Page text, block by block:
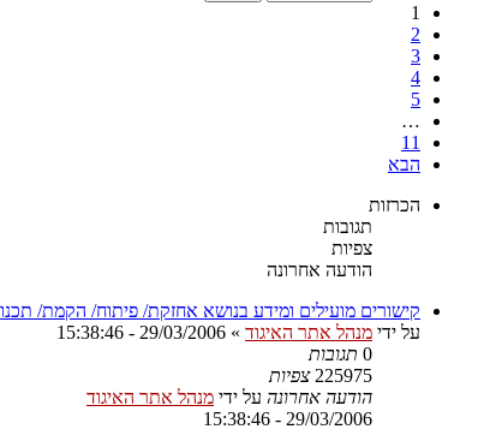
1
2
3
4
5
…
11
הבא
הכרזות
תגובות
צפיות
הודעה אחרונה
קישורים מועילים ומידע בנושא אחזקת/ פיתוח/ הקמת/ תכנון
על ידי מנהל אתר האיגוד »
29/03/2006 - 15:38:46
0 תגובות
225975 צפיות
הודעה אחרונה על ידי מנהל אתר האיגוד
29/03/2006 - 15:38:46